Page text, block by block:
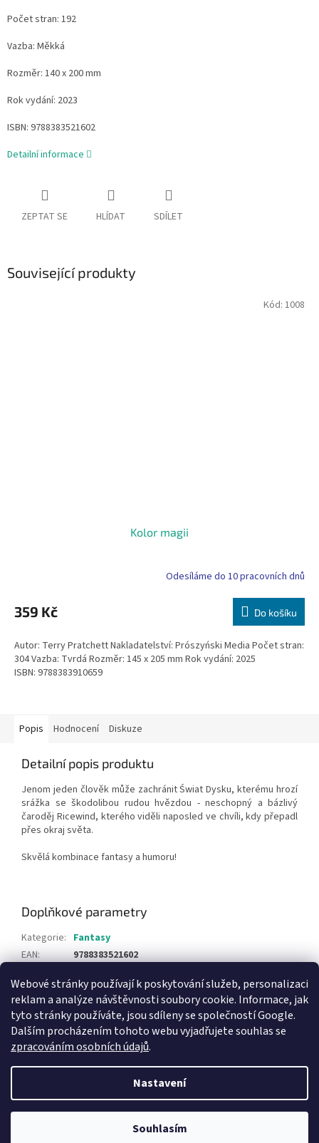
Webové stránky používají k poskytování služeb, personalizaci
reklam a analýze návštěvnosti soubory cookie. Informace, jak
tyto stránky používáte, jsou sdíleny se společností Google.
Dalším procházením tohoto webu vyjadřujete souhlas se
zpracováním osobních údajů.
Nastavení
Souhlasím
Počet stran: 192
Vazba: Měkká
Rozměr: 140 x 200 mm
Rok vydání: 2023
ISBN: 9788383521602
Detailní informace
ZEPTAT SE HLÍDAT SDÍLET
Související produkty
Kolor magii
Odesíláme do 10 pracovních dnů
359 Kč Do košíku
Autor: Terry Pratchett Nakladatelství: Prószyński Media Počet stran:
304 Vazba: Tvrdá Rozměr: 145 x 205 mm Rok vydání: 2025
ISBN: 9788383910659
Kód: 1008
Popis Hodnocení Diskuze
Detailní popis produktu
Jenom jeden člověk může zachránit Świat Dysku, kterému hrozí
srážka se škodolibou rudou hvězdou - neschopný a bázlivý
čaroděj Ricewind, kterého viděli naposled ve chvíli, kdy přepadl
přes okraj světa.
Skvělá kombinace fantasy a humoru!
Doplňkové parametry
Kategorie: Fantasy
EAN: 9788383521602
Knihy pro děti
Vytvořil Shoptet
PolskéKnihy.cz. Všechna práva vyhrazena.